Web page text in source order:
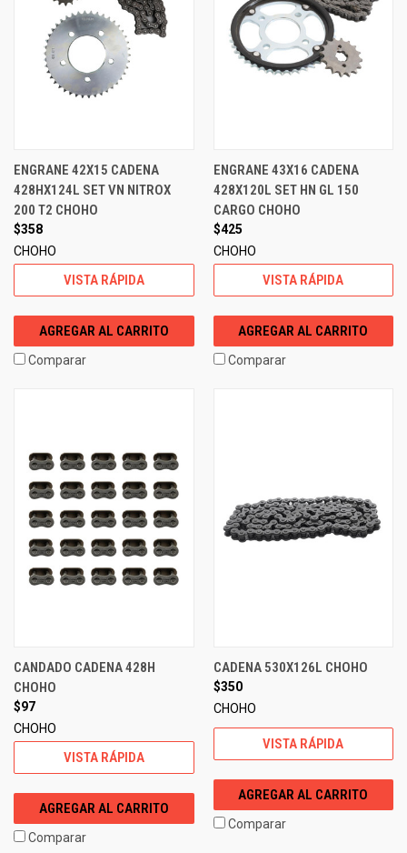
ENGRANE 42X15 CADENA
428HX124L SET VN NITROX
200 T2 CHOHO
$358
CHOHO
VISTA RÁPIDA
AGREGAR AL CARRITO
Comparar
ENGRANE 43X16 CADENA
428X120L SET HN GL 150
CARGO CHOHO
$425
CHOHO
VISTA RÁPIDA
AGREGAR AL CARRITO
Comparar
CANDADO CADENA 428H
CHOHO
$97
CHOHO
VISTA RÁPIDA
AGREGAR AL CARRITO
Comparar
CADENA 530X126L CHOHO
$350
CHOHO
VISTA RÁPIDA
AGREGAR AL CARRITO
Comparar